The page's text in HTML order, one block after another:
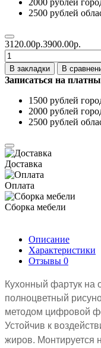
2500 рублей
3120.00р.3900.00р.
В закладки
В
Записаться на
1500 рублей
2000 рублей
2500 рублей
Доставка
Оплата
Сборка мебели
Описание
Характеристики
Отзывы 0
Кухонный фартук на
полноцветный
методом цифровой
Устойчив к
жиров. Монтируется